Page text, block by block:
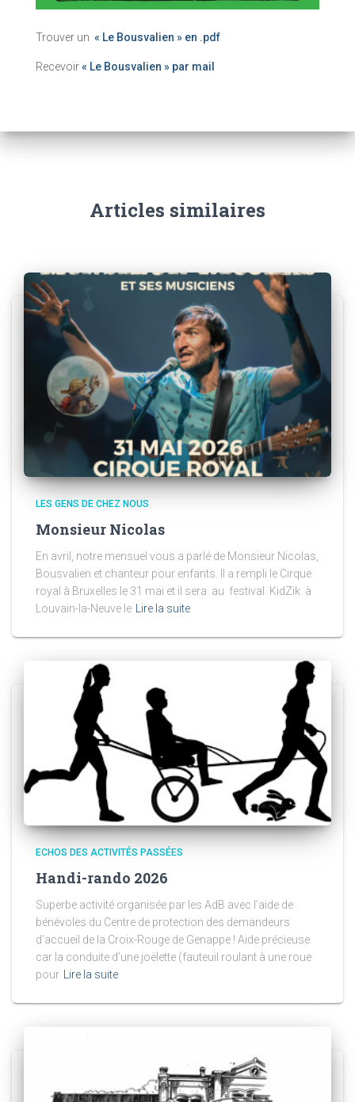
Trouver un « Le Bousvalien » en .pdf
Recevoir« Le Bousvalien » par mail
Articles similaires
LES GENS DE CHEZ NOUS
Monsieur Nicolas
En avril, notre mensuel vous a parlé de Monsieur Nicolas,
Bousvalien et chanteur pour enfants. Il a rempli le Cirque
royal à Bruxelles le 31 mai et il sera au festival KidZik à
Louvain-la-Neuve le Lire la suite
ECHOS DES ACTIVITÉS PASSÉES
Handi-rando 2026
Superbe activité organisée par les AdB avec l’aide de
bénévoles du Centre de protection des demandeurs
d’accueil de la Croix-Rouge de Genappe ! Aide précieuse
car la conduite d’une joëlette (fauteuil roulant à une roue
pour Lire la suite